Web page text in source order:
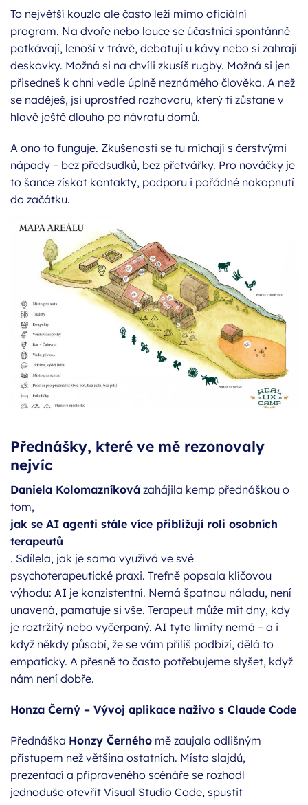
To největší kouzlo ale často leží mimo oficiální
program. Na dvoře nebo louce se účastníci spontánně
potkávají, lenoší v trávě, debatují u kávy nebo si zahrají
deskovky. Možná si na chvíli zkusíš rugby. Možná si jen
přisedneš k ohni vedle úplně neznámého člověka. A než
se naděješ, jsi uprostřed rozhovoru, který ti zůstane v
hlavě ještě dlouho po návratu domů.
A ono to funguje. Zkušenosti se tu míchají s čerstvými
nápady – bez předsudků, bez přetvářky. Pro nováčky je
to šance získat kontakty, podporu i pořádné nakopnutí
do začátku.
Přednášky, které ve mě rezonovaly
nejvíc
Daniela Kolomazníková zahájila kemp přednáškou o
tom,
jak se AI agenti stále více přibližují roli osobních
terapeutů
. Sdílela, jak je sama využívá ve své
psychoterapeutické praxi. Trefně popsala klíčovou
výhodu: AI je konzistentní. Nemá špatnou náladu, není
unavená, pamatuje si vše. Terapeut může mít dny, kdy
je roztržitý nebo vyčerpaný. AI tyto limity nemá – a i
když někdy působí, že se vám příliš podbízí, dělá to
empaticky. A přesně to často potřebujeme slyšet, když
nám není dobře.
Honza Černý – Vývoj aplikace naživo s Claude Code
Přednáška Honzy Černého mě zaujala odlišným
přístupem než většina ostatních. Místo slajdů,
prezentací a připraveného scénáře se rozhodl
jednoduše otevřít Visual Studio Code, spustit